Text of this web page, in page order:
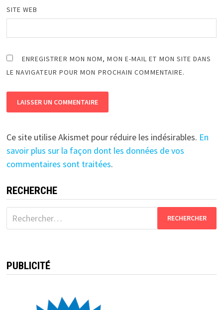
SITE WEB
ENREGISTRER MON NOM, MON E-MAIL ET MON SITE DANS
LE NAVIGATEUR POUR MON PROCHAIN COMMENTAIRE.
Ce site utilise Akismet pour réduire les indésirables. En
savoir plus sur la façon dont les données de vos
commentaires sont traitées.
RECHERCHE
Rechercher :
PUBLICITÉ